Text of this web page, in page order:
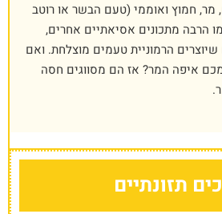
חמוץ ואוממי (טעם הבשר או רוטב
הרבה מתכונים אסיאתיים אחרים,
הרמוניית טעמים מוצלחת. ואם
איפה המר? אז הם מסווגים חסה
תזונתיים